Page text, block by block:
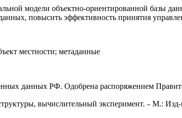
модели объектно-ориентированной базы
повысить эффективность принятия
местности; метаданные
данных РФ. Одобрена распоряжением
вычислительный эксперимент. – М.: Изд-